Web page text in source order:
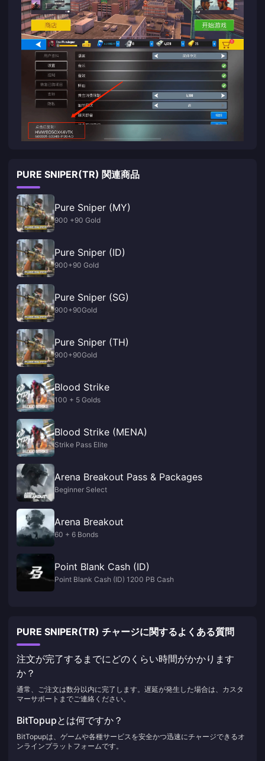
PURE SNIPER(TR) 関連商品
Pure Sniper (MY)
900 +90 Gold
Pure Sniper (ID)
900+90 Gold
Pure Sniper (SG)
900+90Gold
Pure Sniper (TH)
900+90Gold
Blood Strike
100 + 5 Golds
Blood Strike (MENA)
Strike Pass Elite
Arena Breakout Pass & Packages
Beginner Select
Arena Breakout
60 + 6 Bonds
Point Blank Cash (ID)
Point Blank Cash (ID) 1200 PB Cash
PURE SNIPER(TR) チャージに関するよくある質問
注文が完了するまでにどのくらい時間がかかります
か？
通常、ご注文は数分以内に完了します。遅延が発生した場合は、カスタ
マーサポートまでご連絡ください。
BitTopupとは何ですか？
BitTopupは、ゲームや各種サービスを安全かつ迅速にチャージできるオ
ンラインプラットフォームです。